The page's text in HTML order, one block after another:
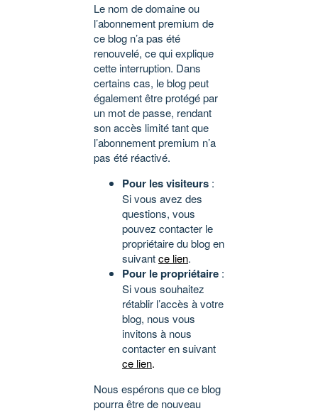
Le nom de domaine ou
l’abonnement premium de
ce blog n’a pas été
renouvelé, ce qui explique
cette interruption. Dans
certains cas, le blog peut
également être protégé par
un mot de passe, rendant
son accès limité tant que
l’abonnement premium n’a
pas été réactivé.
Pour les visiteurs :
Si vous avez des
questions, vous
pouvez contacter le
propriétaire du blog en
suivantce lien.
Pour le propriétaire :
Si vous souhaitez
rétablir l’accès à votre
blog, nous vous
invitons à nous
contacter en suivant
ce lien.
Nous espérons que ce blog
pourra être de nouveau